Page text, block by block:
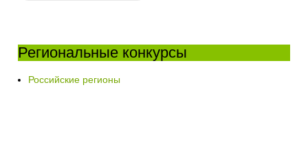
Региональные конкурсы
Российские регионы